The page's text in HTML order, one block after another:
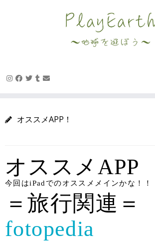
オススメAPP！
オススメAPP
今回はiPadでのオススメメインかな！！
＝旅行関連＝
fotopedia